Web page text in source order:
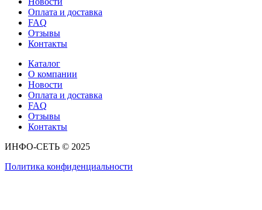
Оплата и доставка
FAQ
Отзывы
Контакты
Каталог
О компании
Новости
Оплата и доставка
FAQ
Отзывы
Контакты
ИНФО-СЕТЬ © 2025
Политика конфиденциальности